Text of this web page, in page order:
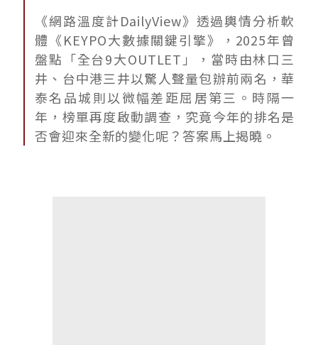
《網路溫度計DailyView》透過輿情分析軟
體《KEYPO大數據關鍵引擎》，2025年曾
盤點「全台9大OUTLET」，當時由林口三
井、台中港三井以驚人聲量包辦前兩名，華
泰名品城則以微幅差距屈居第三。時隔一
年，榜單再度啟動調查，究竟今年的排名是
否會迎來全新的變化呢？答案馬上揭曉。